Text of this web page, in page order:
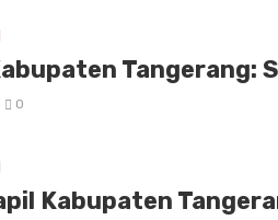
Tangerang:
0
Kabupaten